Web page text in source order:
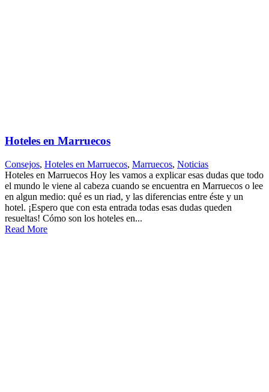
Hoteles en Marruecos
Consejos, Hoteles en Marruecos, Marruecos, Noticias
Hoteles en Marruecos Hoy les vamos a explicar esas dudas que todo
el mundo le viene al cabeza cuando se encuentra en Marruecos o lee
en algun medio: qué es un riad, y las diferencias entre éste y un
hotel. ¡Espero que con esta entrada todas esas dudas queden
resueltas! Cómo son los hoteles en...
Read More